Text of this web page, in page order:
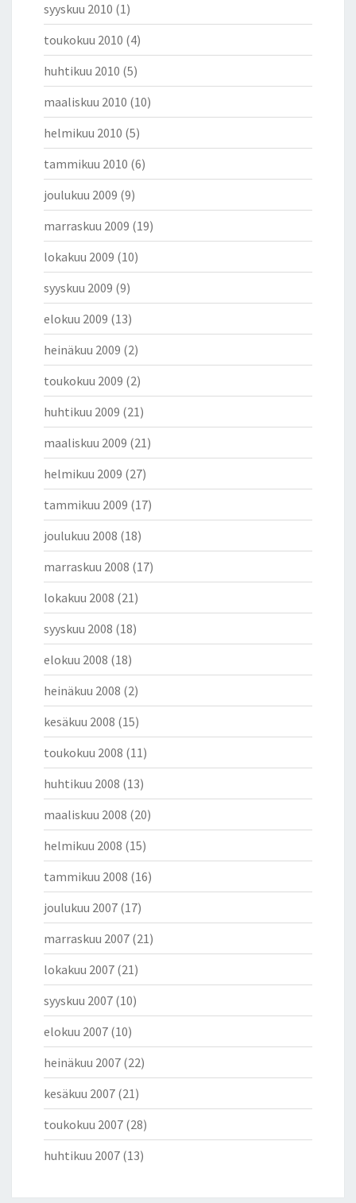
syyskuu 2010 (1)
toukokuu 2010 (4)
huhtikuu 2010 (5)
maaliskuu 2010 (10)
helmikuu 2010 (5)
tammikuu 2010 (6)
joulukuu 2009 (9)
marraskuu 2009 (19)
lokakuu 2009 (10)
syyskuu 2009 (9)
elokuu 2009 (13)
heinäkuu 2009 (2)
toukokuu 2009 (2)
huhtikuu 2009 (21)
maaliskuu 2009 (21)
helmikuu 2009 (27)
tammikuu 2009 (17)
joulukuu 2008 (18)
marraskuu 2008 (17)
lokakuu 2008 (21)
syyskuu 2008 (18)
elokuu 2008 (18)
heinäkuu 2008 (2)
kesäkuu 2008 (15)
toukokuu 2008 (11)
huhtikuu 2008 (13)
maaliskuu 2008 (20)
helmikuu 2008 (15)
tammikuu 2008 (16)
joulukuu 2007 (17)
marraskuu 2007 (21)
lokakuu 2007 (21)
syyskuu 2007 (10)
elokuu 2007 (10)
heinäkuu 2007 (22)
kesäkuu 2007 (21)
toukokuu 2007 (28)
huhtikuu 2007 (13)